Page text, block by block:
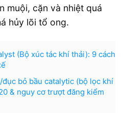
muội, cặn và nhiệt quá
hủy lõi tổ ong.
(Bộ xúc tác khí thải): 9 cách
bỏ bầu catalytic (bộ lọc khí
& nguy cơ trượt đăng kiểm